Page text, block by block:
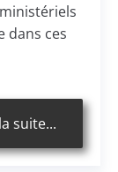
dans ces
suite...